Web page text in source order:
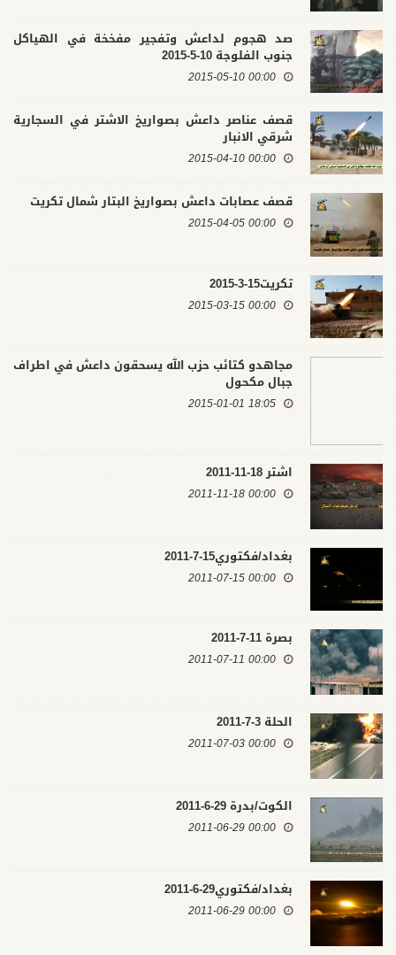
صد هجوم لداعش وتفجير مفخخة في الهياكل
جنوب الفلوجة 10-5-2015
00:00 2015-05-10
قصف عناصر داعش بصواريخ الاشتر في السجارية
شرقي الانبار
00:00 2015-04-10
قصف عصابات داعش بصواريخ البتار شمال تكريت
00:00 2015-04-05
تكريت15-3-2015
00:00 2015-03-15
مجاهدو كتائب حزب الله يسحقون داعش في اطراف
جبال مكحول
18:05 2015-01-01
اشتر 18-11-2011
00:00 2011-11-18
بغداد/فكتوري15-7-2011
00:00 2011-07-15
بصرة 11-7-2011
00:00 2011-07-11
الحلة 3-7-2011
00:00 2011-07-03
الكوت/بدرة 29-6-2011
00:00 2011-06-29
بغداد/فكتوري29-6-2011
00:00 2011-06-29